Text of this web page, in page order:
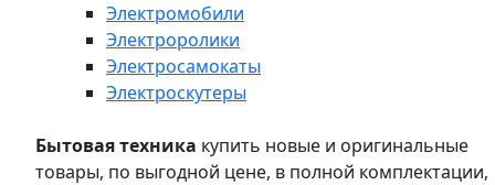
Электромобили
Электроролики
Электросамокаты
Электроскутеры
Бытовая техника купить новые и оригинальные
товары, по выгодной цене, в полной комплектации,